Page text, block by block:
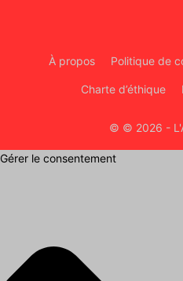
À propos Politique de
Charte d’éthique
© © 2026 -
Gérer le consentement